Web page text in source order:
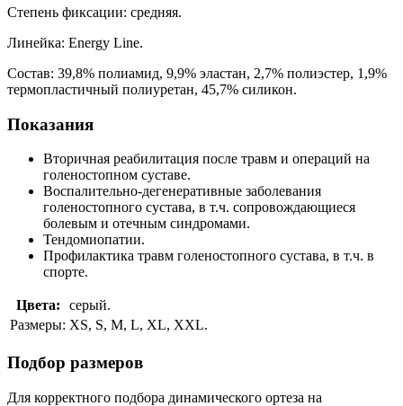
Степень фиксации: средняя.
Линейка: Energy Line.
Состав: 39,8% полиамид, 9,9% эластан, 2,7% полиэстер, 1,9%
термопластичный полиуретан, 45,7% силикон.
Показания
Вторичная реабилитация после травм и операций на
голеностопном суставе.
Воспалительно-дегенеративные заболевания
голеностопного сустава, в т.ч. сопровождающиеся
болевым и отечным синдромами.
Тендомиопатии.
Профилактика травм голеностопного сустава, в т.ч. в
спорте.
Цвета:
серый.
Размеры: XS, S, M, L, XL, XXL.
Подбор размеров
Для корректного подбора динамического ортеза на